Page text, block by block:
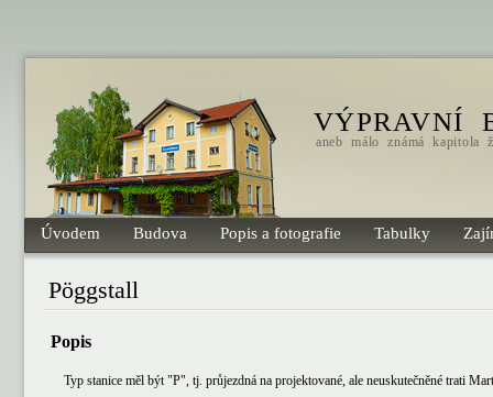
VÝPRAVNÍ
aneb málo známá kapitola
Úvodem Budova Popis a fotografie Tabulky
Pöggstall
Popis
Typ stanice měl být "P", tj. průjezdná na projektované, ale neuskutečněné trati